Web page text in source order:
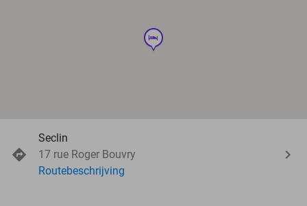
hotel
Seclin
17 rue Roger Bouvry
Routebeschrijving